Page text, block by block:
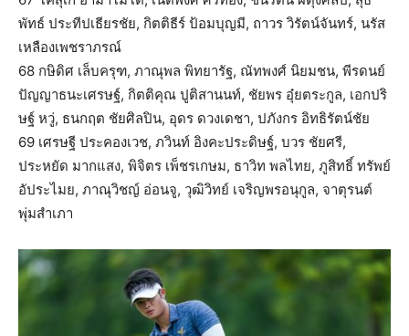
พัทธ์ ประทีปเธียรชัย, กิตติธีร์ ป้อมบุญมี, ถาวร วิรัตน์จันทร์, นรัส
เหลืองเพชราภรณ์
68 กษิดิศ เล็บครุฑ, ภาณุพล พิทยารัฐ, ณัทพงศ์ นิยมชน, พีรดนย์
ปัญญาธนะเศรษฐ์, กิตติคุณ ปูติสานนท์, ชัยพร อุ๋ยตระกูล, เอกปริ
ษฐ์ หวู่, ธนกฤต ชัยศิลปิน, อุดร ดวงเดชา, ปภังกร อิทธิรัตน์ชัย
69 เศรษฐี ประคองเวช, ภวินท์ อิงคะประดิษฐ์, บวร ชัยศรี,
ประหยัด มากแสง, พิจิตร เพ็ชรเกษม, ธาวิท พลไทย, ภูสิทธิ์ ทรัพย์
อัประไมย, ภาณุวิชญ์ อ่อนจู, วุฒิวิทย์ เจริญพรอนุกูล, จาตุรนต์
พุ่มสำเภา